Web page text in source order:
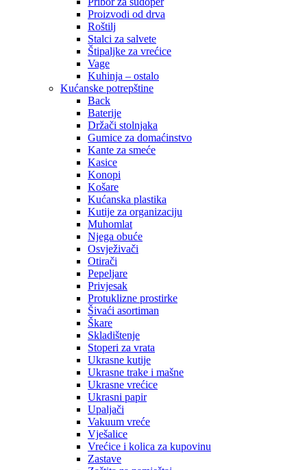
Proizvodi od drva
Roštilj
Stalci za salvete
Štipaljke za vrećice
Vage
Kuhinja – ostalo
Kućanske potrepštine
Back
Baterije
Držači stolnjaka
Gumice za domaćinstvo
Kante za smeće
Kasice
Konopi
Košare
Kućanska plastika
Kutije za organizaciju
Muhomlat
Njega obuće
Osvježivači
Otirači
Pepeljare
Privjesak
Protuklizne prostirke
Šivaći asortiman
Škare
Skladištenje
Stoperi za vrata
Ukrasne kutije
Ukrasne trake i mašne
Ukrasne vrećice
Ukrasni papir
Upaljači
Vakuum vreće
Vješalice
Vrećice i kolica za kupovinu
Zastave